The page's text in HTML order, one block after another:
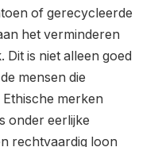
of gerecycleerde
het verminderen
is niet alleen goed
mensen die
merken
onder eerlijke
rechtvaardig loon